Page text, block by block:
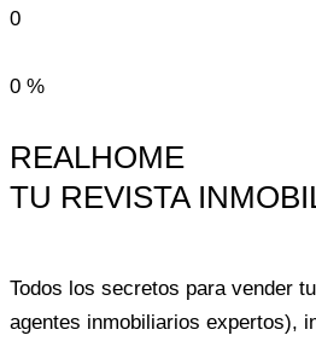
0
0 %
REALHOME
TU REVISTA
Todos los secretos para vender
agentes inmobiliarios expertos),